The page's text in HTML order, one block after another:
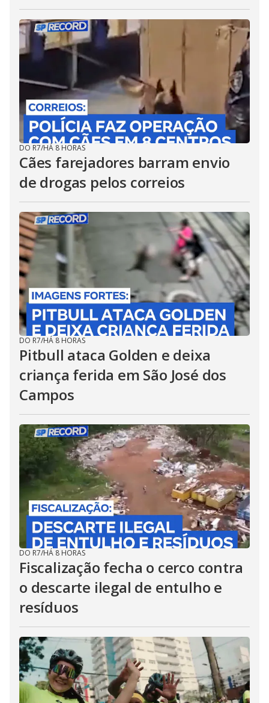
DO R7/HÁ 8 HORAS
Cães farejadores barram envio
de drogas pelos correios
DO R7/HÁ 8 HORAS
Pitbull ataca Golden e deixa
criança ferida em São José dos
Campos
DO R7/HÁ 8 HORAS
Fiscalização fecha o cerco contra
o descarte ilegal de entulho e
resíduos